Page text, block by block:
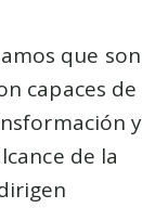
que son
capaces de
y
de la